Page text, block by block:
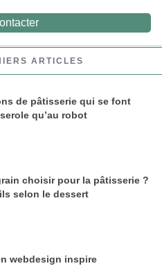
ARTICLES
de pâtisserie qui se font
qu’au robot
choisir pour la pâtisserie ?
selon le dessert
webdesign inspire